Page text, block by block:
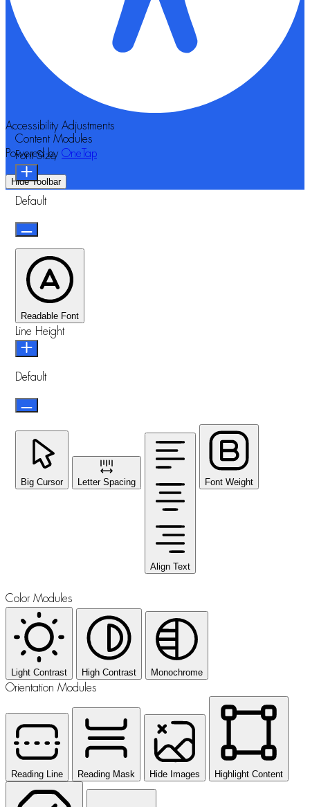
Accessibility Adjustments
Powered by OneTap
Hide Toolbar
Content Modules
Font Size
Default
Readable Font
Line Height
Default
Big Cursor Letter Spacing
Align Text
Font Weight
Color Modules
Light Contrast High Contrast Monochrome
Orientation Modules
Reading Line Reading Mask Hide Images Highlight Content